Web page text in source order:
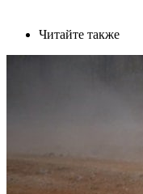
Читайте также